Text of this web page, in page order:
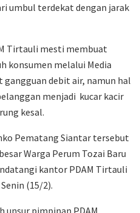
umbul terdekat dengan jarak
Tirtauli mesti membuat
konsumen melalui Media
debit air, namun hal
menjadi kucar kacir
kesal.
Pematang Siantar tersebut
Warga Perum Tozai Baru
kantor PDAM Tirtauli
(15/2).
unsur pimpinan PDAM